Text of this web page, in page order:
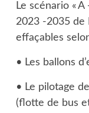
Le scénario «
2023 -2035 de
effaçables
• Les ballons
• Le pilotage
(flotte de bus